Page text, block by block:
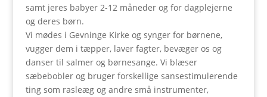
samt jeres babyer 2-12 måneder og for dagplejerne
og deres børn.
Vi mødes i Gevninge Kirke og synger for børnene,
vugger dem i tæpper, laver fagter, bevæger os og
danser til salmer og børnesange. Vi blæser
sæbebobler og bruger forskellige sansestimulerende
ting som rasleæg og andre små instrumenter,